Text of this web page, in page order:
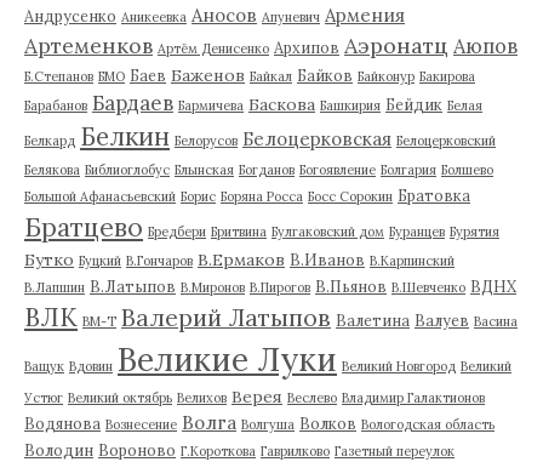
Андрусенко Аникеевка Аносов Апуневич Армения
Артеменков Артём Денисенко Архипов Аэронатц Аюпов
Б.Степанов БМО Баев Баженов Байкал Байков Байконур Бакирова
Барабанов Бардаев Бармичева Баскова Башкирия Бейдик Белая
Белкард Белкин Белорусов Белоцерковская Белоцерковский
Белякова Библиоглобус Блынская Богданов Богоявление Болгария Болшево
Большой Афанасьевский Борис Боряна Росса Босс Сорокин Братовка
Братцево Бредбери Бритвина Булгаковский дом Буранцев Бурятия
Бутко Буцкий В.Гончаров В.Ермаков В.Иванов В.Карпинский
В.Лапшин В.Латыпов В.Миронов В.Пирогов В.Пьянов В.Шевченко ВДНХ
ВЛК ВМ-Т Валерий Латыпов Валетина Валуев Васина
Ващук Вдовин Великие Луки Великий Новгород Великий
Устюг Великий октябрь Велихов Верея Веслево Владимир Галактионов
Водянова Вознесение Волга Волгуша Волков Вологодская область
Володин Вороново Г.Короткова Гаврилково Газетный переулок